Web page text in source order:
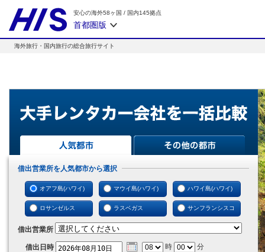
安心の海外58ヶ国 / 国内145拠点
首都圏版
海外旅行・国内旅行の総合旅行サイト
借出営業所を人気都市から選択
オアフ島(ハワイ) マウイ島(ハワイ) ハワイ島(ハワイ)
ロサンゼルス ラスベガス サンフランシスコ
借出営業所
借出日時 時 分